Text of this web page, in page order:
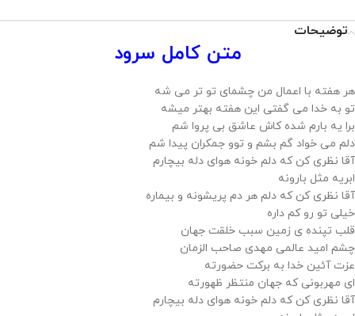
توضیحات
متن کامل سرود
هر هفته با اعمال من چشمای تو تر می شه
تو به خدا می گفتی این هفته بهتر میشه
برا یه بارم شده کاش عاشق بی پروا شم
دلم می خواد گم بشم و توو جمکران پیدا شم
آقا نظری کن که دلم خونه هوای دله بیچارم
ابریه مثل بارونه
آقا نظری کن که دلم هر دم پریشونه و بیماره
خیلی تو رو کم داره
قلب تپنده ی زمین سبب خلقت جهان
چشم امید عالمی مهدی صاحب الزمان
عزت آئین خدا به برکت حضورته
ای مهربونی که جهان منتظر ظهورته
آقا نظری کن که دلم خونه هوای دله بیچارم